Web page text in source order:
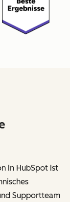
in HubSpot ist
Supportteam